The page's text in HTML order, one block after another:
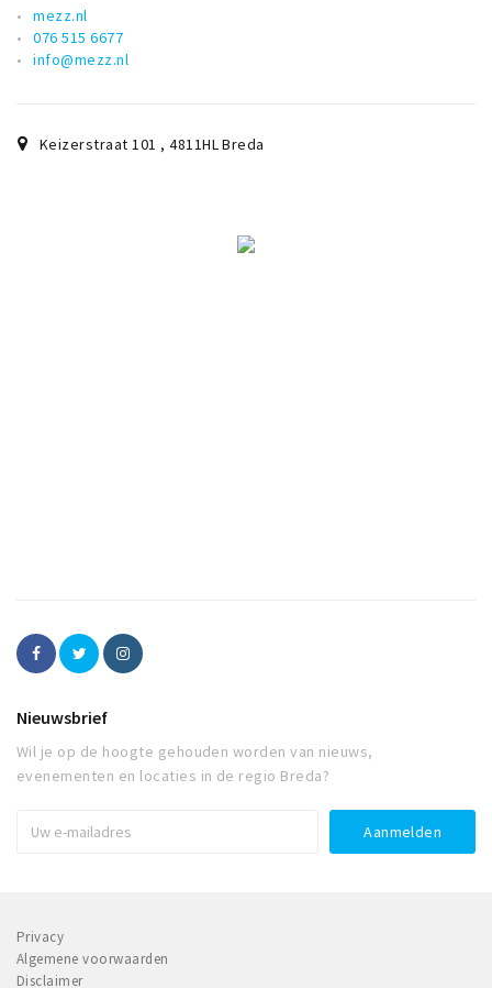
mezz.nl
076 515 6677
info@mezz.nl
Keizerstraat 101 ,4811HLBreda
Nieuwsbrief
Wil je op de hoogte gehouden worden van nieuws,
evenementen en locaties in de regio Breda?
Privacy
Algemene voorwaarden
Disclaimer